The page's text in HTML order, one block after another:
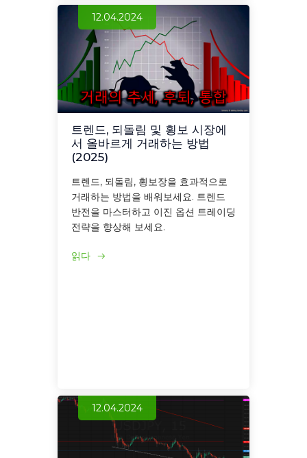
12.04.2024
트렌드, 되돌림 및 횡보 시장에
서 올바르게 거래하는 방법
(2025)
트렌드, 되돌림, 횡보장을 효과적으로
거래하는 방법을 배워보세요. 트렌드
반전을 마스터하고 이진 옵션 트레이딩
전략을 향상해 보세요.
읽다
12.04.2024